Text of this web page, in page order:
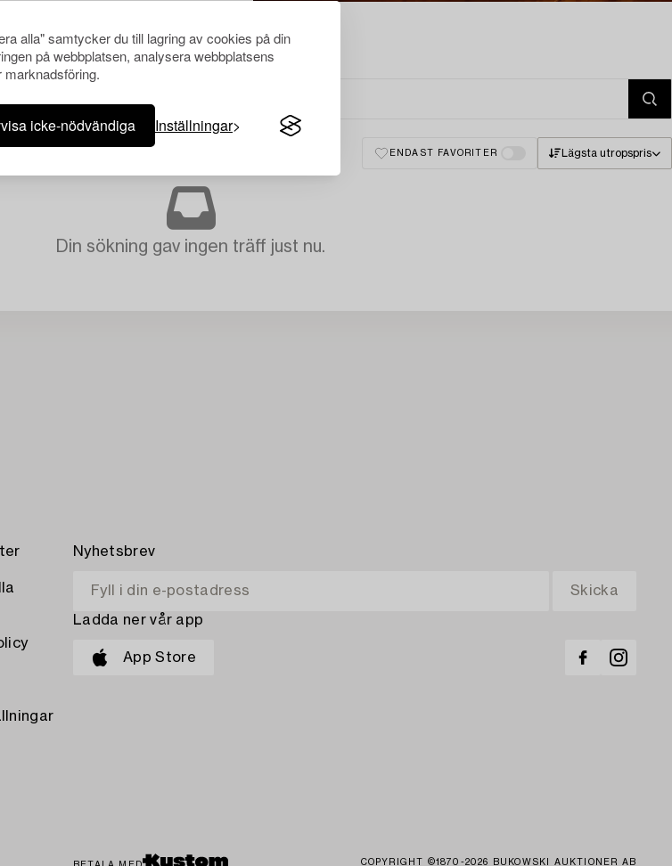
alla" samtycker du till lagring av cookies på din
på webbplatsen, analysera webbplatsens
icke-nödvändiga Inställningar
ENDAST FAVORITER Lägsta utropspris
Din sökning gav ingen träff just nu.
Nyhetsbrev
Ladda ner vår app
App Store
COPYRIGHT ©1870-2026 BUKOWSKI AUKTIONER AB